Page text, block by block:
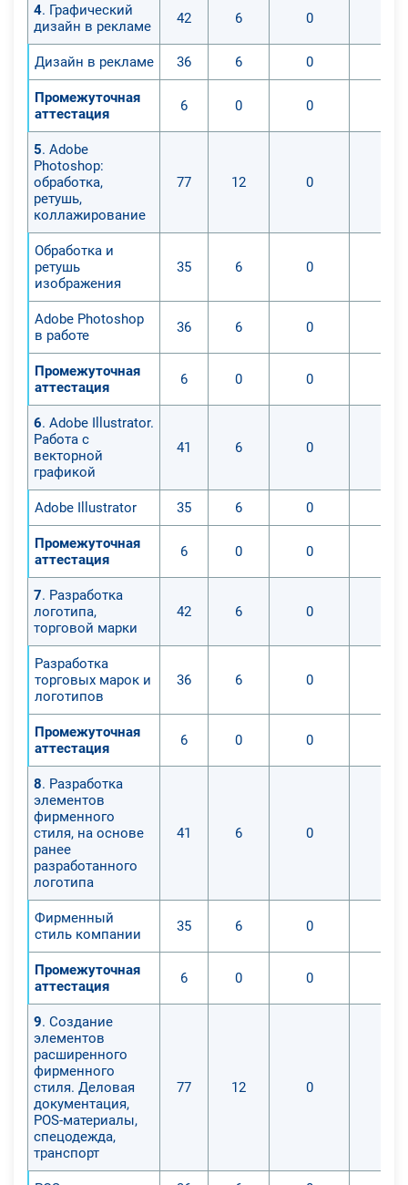
4. Графический
дизайн в рекламе
42 6 0
Дизайн в рекламе 36 6 0
Промежуточная
аттестация
6 0 0
5. Adobe
Photoshop:
обработка,
ретушь,
коллажирование
77 12 0
Обработка и
ретушь
изображения
35 6 0
Adobe Photoshop
в работе
36 6 0
Промежуточная
аттестация
6 0 0
6. Adobe Illustrator.
Работа с
векторной
графикой
41 6 0
Adobe Illustrator 35 6 0
Промежуточная
аттестация
6 0 0
7. Разработка
логотипа,
торговой марки
42 6 0
Разработка
торговых марок и
логотипов
36 6 0
Промежуточная
аттестация
6 0 0
8. Разработка
элементов
фирменного
стиля, на основе
ранее
разработанного
логотипа
41 6 0
Фирменный
стиль компании
35 6 0
Промежуточная
аттестация
6 0 0
9. Создание
элементов
расширенного
фирменного
стиля. Деловая
документация,
POS-материалы,
спецодежда,
транспорт
77 12 0